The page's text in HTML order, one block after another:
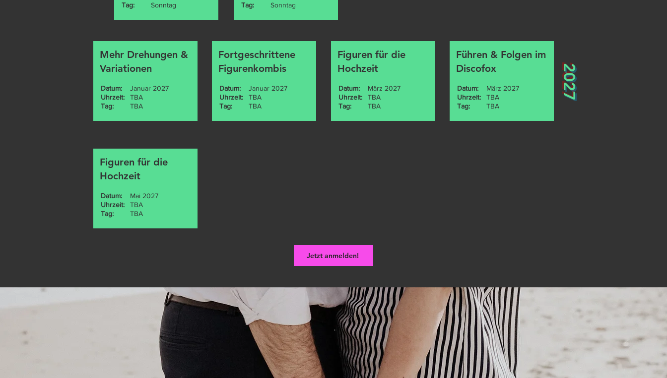
Tag:
Sonntag
Tag:
Sonntag
Mehr Drehungen &
Variationen
Datum:
Uhrzeit:
Tag:
Januar 2027
TBA
TBA
Figuren für die
Hochzeit
Datum:
Uhrzeit:
Tag:
Mai 2027
TBA
TBA
Fortgeschrittene
Figurenkombis
Datum:
Uhrzeit:
Tag:
Januar 2027
TBA
TBA
Figuren für die
Hochzeit
Datum:
Uhrzeit:
Tag:
März 2027
TBA
TBA
Führen & Folgen im
Discofox
Datum:
Uhrzeit:
Tag:
März 2027
TBA
TBA
2027
Jetzt anmelden!